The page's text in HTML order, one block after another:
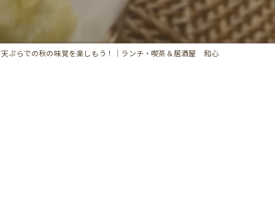
天ぷらでの秋の味覚を楽しもう！｜ランチ・喫茶＆居酒屋 和心